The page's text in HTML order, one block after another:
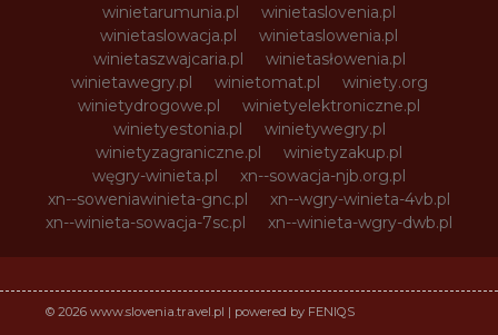
winietarumunia.pl
winietaslovenia.pl
winietaslowacja.pl
winietaslowenia.pl
winietaszwajcaria.pl
winietasłowenia.pl
winietawegry.pl
winietomat.pl
winiety.org
winietydrogowe.pl
winietyelektroniczne.pl
winietyestonia.pl
winietywegry.pl
winietyzagraniczne.pl
winietyzakup.pl
węgry-winieta.pl
xn--sowacja-njb.org.pl
xn--soweniawinieta-gnc.pl
xn--wgry-winieta-4vb.pl
xn--winieta-sowacja-7sc.pl
xn--winieta-wgry-dwb.pl
© 2026 www.slovenia.travel.pl | powered by FENIQS